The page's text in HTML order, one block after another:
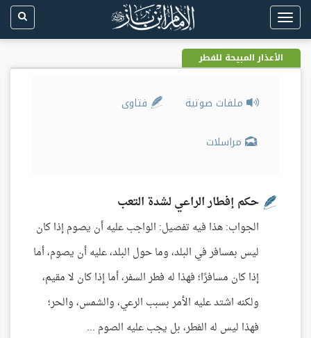
Toggle
navigation
الأعذار المبيحة للفطر
ملفات صوتية فتاوى
مراسلات
حكم إفطار الراعي لشدة التعب
الجواب: هذا فيه تفصيل: الواجب عليه أن يصوم إذا كان
ليس بمسافر في البلد، وما حول البلد، عليه أن يصوم، أما
إذا كان مسافرًا؛ فهذا له فطر السفر، أما إذا كان لا مقيم،
ولكنه اشتد عليه الأمر بسبب الرعي، والشمس، والحر؛
فهذا ليس له الفطر، بل يجب عليه الصوم ...